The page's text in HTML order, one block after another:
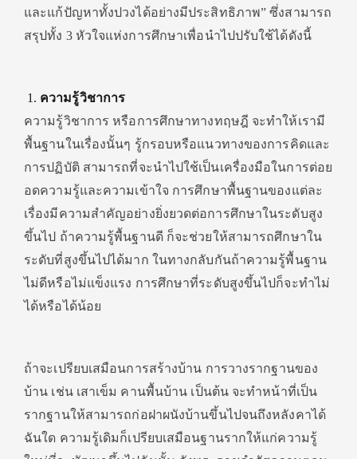
และแก้ปัญหาทั้งปวงได้อย่างมีประสิทธิภาพ” ซึ่งสามารถ
สรุปทั้ง 3 หัวใจแห่งการศึกษาเพื่อนำไปปรับใช้ได้ดังนี้
ความรู้วิชาการ
ความรู้วิชาการ หรือการศึกษาทางทฤษฎี จะทำให้เรามี
พื้นฐานในเรื่องนั้นๆ รู้กรอบหรือแนวทางของการคิดและ
การปฏิบัติ สามารถที่จะนำไปใช้เป็นเครื่องมือในการต่อย
อดความรู้และความเข้าใจ การศึกษาพื้นฐานของแต่ละ
เรื่องมีความสำคัญอย่างยิ่งยวดต่อการศึกษาในระดับสูง
ขึ้นไป ถ้าความรู้พื้นฐานดี ก็จะช่วยให้สามารถศึกษาใน
ระดับที่สูงขึ้นไปได้มาก ในทางกลับกันถ้าความรู้พื้นฐาน
ไม่ดีหรือไม่แข็งแรง การศึกษาที่ระดับสูงขึ้นไปก็จะทำไม่
ได้หรือได้น้อย
ถ้าจะเปรียบเสมือนการสร้างบ้าน การวางรากฐานของ
บ้าน เช่น เสาเข็ม คานพื้นบ้าน เป็นต้น จะทำหน้าที่เป็น
รากฐานให้สามารถก่อฝาผนังบ้านขึ้นไปจนถึงหลังคาได้
ฉันใด ความรู้เดิมก็เปรียบเสมือนฐานรากให้แก่ความรู้